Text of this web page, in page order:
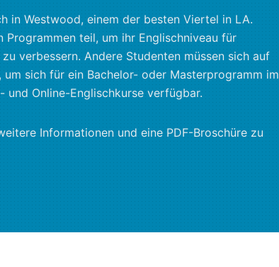
in Westwood, einem der besten Viertel in LA.
Programmen teil, um ihr Englischniveau für
verbessern. Andere Studenten müssen sich auf
sich für ein Bachelor- oder Masterprogramm im
und Online-Englischkurse verfügbar.
Informationen und eine PDF-Broschüre zu